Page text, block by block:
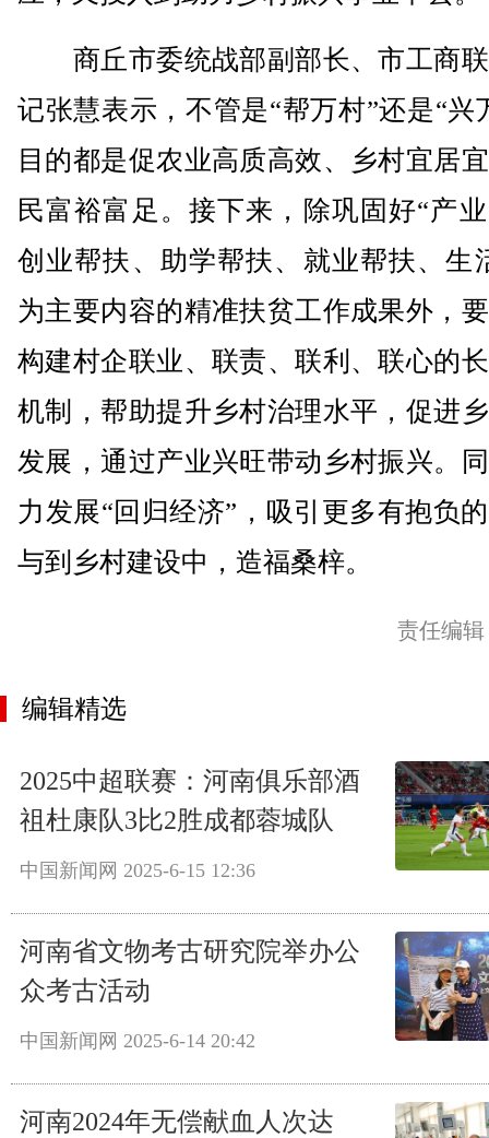
商丘市委统战部副部长、市工商
记张慧表示，不管是“帮万村”还是“兴
目的都是促农业高质高效、乡村宜居
民富裕富足。接下来，除巩固好“产
创业帮扶、助学帮扶、就业帮扶、生
为主要内容的精准扶贫工作成果外，
构建村企联业、联责、联利、联心的
机制，帮助提升乡村治理水平，促进
发展，通过产业兴旺带动乡村振兴。
力发展“回归经济”，吸引更多有抱负
与到乡村建设中，造福桑梓。
责任编
编辑精选
2025中超联赛：河南俱乐部酒
祖杜康队3比2胜成都蓉城队
中国新闻网 2025-6-15 12:36
河南省文物考古研究院举办公
众考古活动
中国新闻网 2025-6-14 20:42
河南2024年无偿献血人次达